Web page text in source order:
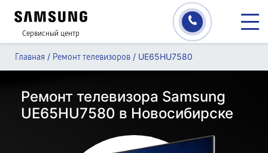
Сервисный центр
Главная / Ремонт телевизоров / UE65HU7580
Ремонт телевизора Samsung
UE65HU7580 в Новосибирске